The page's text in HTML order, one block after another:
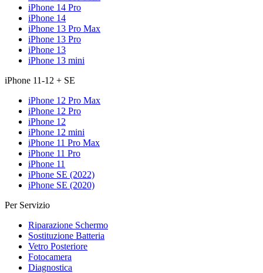
iPhone 14 Pro
iPhone 14
iPhone 13 Pro Max
iPhone 13 Pro
iPhone 13
iPhone 13 mini
iPhone 11-12 + SE
iPhone 12 Pro Max
iPhone 12 Pro
iPhone 12
iPhone 12 mini
iPhone 11 Pro Max
iPhone 11 Pro
iPhone 11
iPhone SE (2022)
iPhone SE (2020)
Per Servizio
Riparazione Schermo
Sostituzione Batteria
Vetro Posteriore
Fotocamera
Diagnostica